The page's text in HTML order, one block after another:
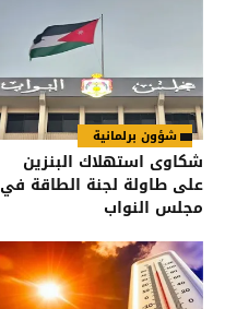
شؤون برلمانية
شكاوى استهلاك البنزين
على طاولة لجنة الطاقة في
مجلس النواب